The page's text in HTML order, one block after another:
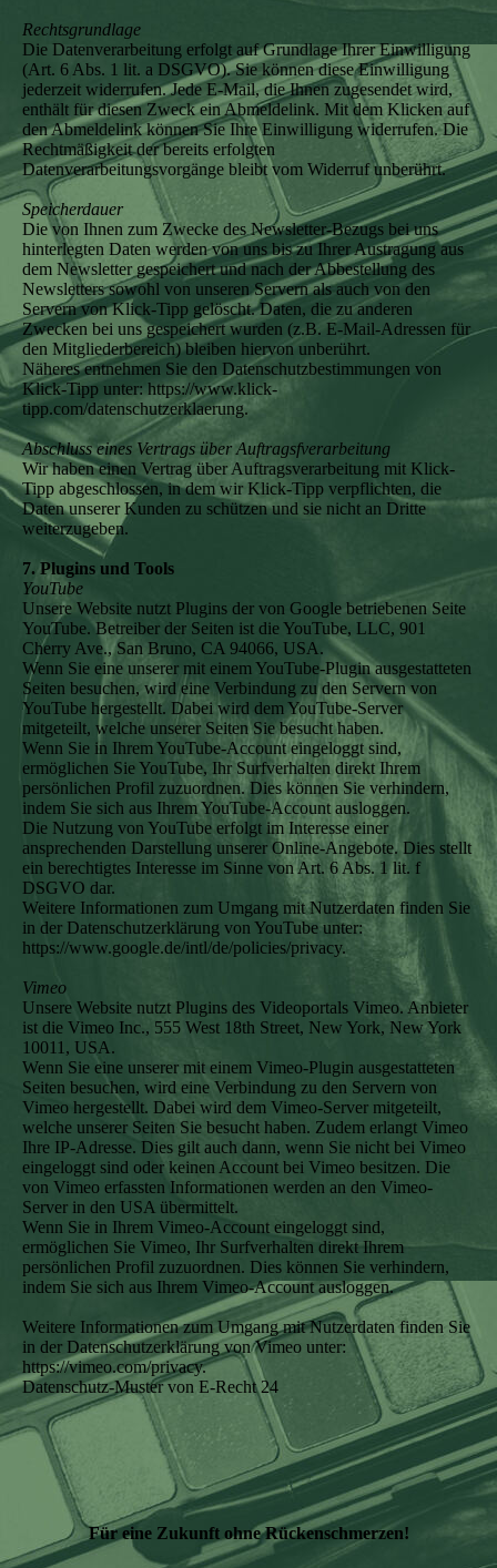
Rechtsgrundlage
Die Datenverarbeitung erfolgt auf Grundlage Ihrer Einwilligung
(Art. 6 Abs. 1 lit. a DSGVO). Sie können diese Einwilligung
jederzeit widerrufen. Jede E-Mail, die Ihnen zugesendet wird,
enthält für diesen Zweck ein Abmeldelink. Mit dem Klicken auf
den Abmeldelink können Sie Ihre Einwilligung widerrufen. Die
Rechtmäßigkeit der bereits erfolgten
Datenverarbeitungsvorgänge bleibt vom Widerruf unberührt.
Speicherdauer
Die von Ihnen zum Zwecke des Newsletter-Bezugs bei uns
hinterlegten Daten werden von uns bis zu Ihrer Austragung aus
dem Newsletter gespeichert und nach der Abbestellung des
Newsletters sowohl von unseren Servern als auch von den
Servern von Klick-Tipp gelöscht. Daten, die zu anderen
Zwecken bei uns gespeichert wurden (z.B. E-Mail-Adressen für
den Mitgliederbereich) bleiben hiervon unberührt.
Näheres entnehmen Sie den Datenschutzbestimmungen von
Klick-Tipp unter: https://www.klick-
tipp.com/datenschutzerklaerung.
Abschluss eines Vertrags über Auftragsfverarbeitung
Wir haben einen Vertrag über Auftragsverarbeitung mit Klick-
Tipp abgeschlossen, in dem wir Klick-Tipp verpflichten, die
Daten unserer Kunden zu schützen und sie nicht an Dritte
weiterzugeben.
7. Plugins und Tools
YouTube
Unsere Website nutzt Plugins der von Google betriebenen Seite
YouTube. Betreiber der Seiten ist die YouTube, LLC, 901
Cherry Ave., San Bruno, CA 94066, USA.
Wenn Sie eine unserer mit einem YouTube-Plugin ausgestatteten
Seiten besuchen, wird eine Verbindung zu den Servern von
YouTube hergestellt. Dabei wird dem YouTube-Server
mitgeteilt, welche unserer Seiten Sie besucht haben.
Wenn Sie in Ihrem YouTube-Account eingeloggt sind,
ermöglichen Sie YouTube, Ihr Surfverhalten direkt Ihrem
persönlichen Profil zuzuordnen. Dies können Sie verhindern,
indem Sie sich aus Ihrem YouTube-Account ausloggen.
Die Nutzung von YouTube erfolgt im Interesse einer
ansprechenden Darstellung unserer Online-Angebote. Dies stellt
ein berechtigtes Interesse im Sinne von Art. 6 Abs. 1 lit. f
DSGVO dar.
Weitere Informationen zum Umgang mit Nutzerdaten finden Sie
in der Datenschutzerklärung von YouTube unter:
https://www.google.de/intl/de/policies/privacy.
Vimeo
Unsere Website nutzt Plugins des Videoportals Vimeo. Anbieter
ist die Vimeo Inc., 555 West 18th Street, New York, New York
10011, USA.
Wenn Sie eine unserer mit einem Vimeo-Plugin ausgestatteten
Seiten besuchen, wird eine Verbindung zu den Servern von
Vimeo hergestellt. Dabei wird dem Vimeo-Server mitgeteilt,
welche unserer Seiten Sie besucht haben. Zudem erlangt Vimeo
Ihre IP-Adresse. Dies gilt auch dann, wenn Sie nicht bei Vimeo
eingeloggt sind oder keinen Account bei Vimeo besitzen. Die
von Vimeo erfassten Informationen werden an den Vimeo-
Server in den USA übermittelt.
Wenn Sie in Ihrem Vimeo-Account eingeloggt sind,
ermöglichen Sie Vimeo, Ihr Surfverhalten direkt Ihrem
persönlichen Profil zuzuordnen. Dies können Sie verhindern,
indem Sie sich aus Ihrem Vimeo-Account ausloggen.
Weitere Informationen zum Umgang mit Nutzerdaten finden Sie
in der Datenschutzerklärung von Vimeo unter:
https://vimeo.com/privacy.
Datenschutz-Muster von E-Recht 24
Für eine Zukunft ohne Rückenschmerzen!